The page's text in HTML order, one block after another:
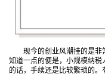
现今的创业风潮挂的是非
知道一点的便是，小规模纳
的话，手续还是比较繁琐的。